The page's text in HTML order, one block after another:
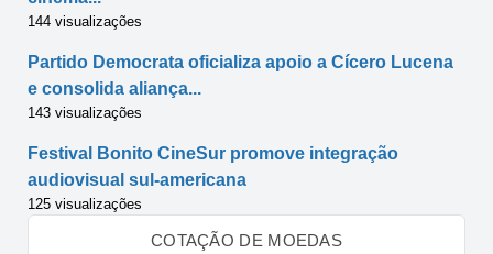
144 visualizações
Partido Democrata oficializa apoio a Cícero Lucena
e consolida aliança...
143 visualizações
Festival Bonito CineSur promove integração
audiovisual sul-americana
125 visualizações
COTAÇÃO DE MOEDAS